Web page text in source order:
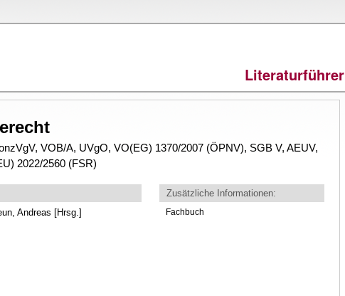
Literaturführer
VOB/A, UVgO, VO(EG) 1370/2007 (ÖPNV), SGB V, AEUV,
2022/2560 (FSR)
Andreas [Hrsg.]
Zusätzliche Informationen:
Fachbuch